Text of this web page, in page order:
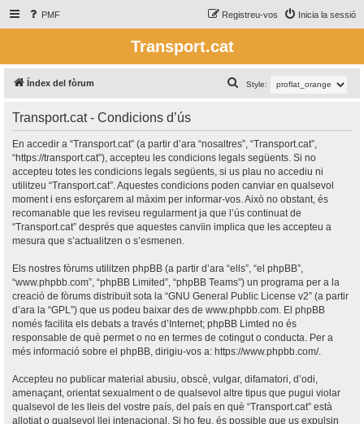
PMF Inicia la sessió
Registreu-vos
Transport.cat
Índex del fòrum Style:
e
c
a
Transport.cat - Condicions d’ús
En accedir a “Transport.cat” (a partir d’ara “nosaltres”, “Transport.cat”,
“https://transport.cat”), accepteu les condicions legals següents. Si no
accepteu totes les condicions legals següents, si us plau no accediu ni
utilitzeu “Transport.cat”. Aquestes condicions poden canviar en qualsevol
moment i ens esforçarem al màxim per informar-vos. Això no obstant, és
recomanable que les reviseu regularment ja que l’ús continuat de
“Transport.cat” després que aquestes canvïin implica que les accepteu a
mesura que s’actualitzen o s’esmenen.
Els nostres fòrums utilitzen phpBB (a partir d’ara “ells”, “el phpBB”,
“www.phpbb.com”, “phpBB Limited”, “phpBB Teams”) un programa per a la
creació de fòrums distribuït sota la “GNU General Public License v2” (a partir
d’ara la “GPL”) que us podeu baixar des de www.phpbb.com . El phpBB
només facilita els debats a través d’Internet; phpBB Limted no és
responsable de què permet o no en termes de cotingut o conducta. Per a
més informació sobre el phpBB, dirigiu-vos a: https://www.phpbb.com/.
Accepteu no publicar material abusiu, obscè, vulgar, difamatori, d’odi,
amenaçant, orientat sexualment o de qualsevol altre tipus que pugui violar
qualsevol de les lleis del vostre país, del país en què “Transport.cat” està
allotjat o qualsevol llei intenacional. Si ho feu, és possible que us expulsin